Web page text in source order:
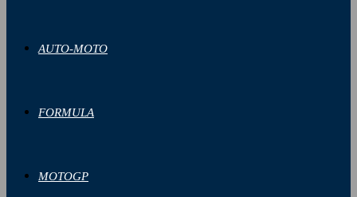
AUTO-MOTO
FORMULA
MOTOGP